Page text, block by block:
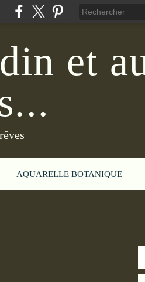
et
AQUARELLE BOTANIQUE